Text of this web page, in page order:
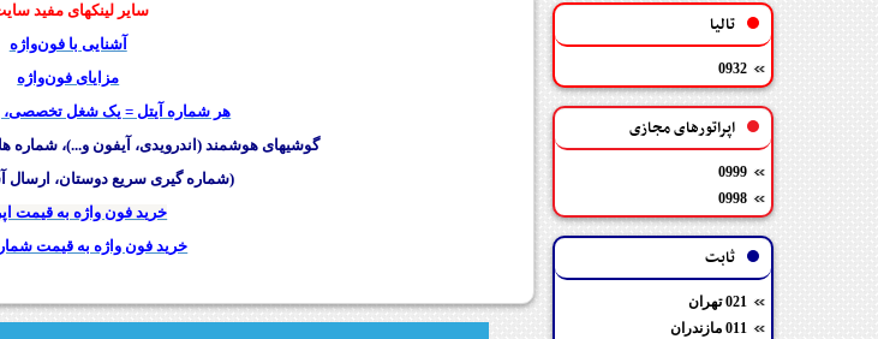
سایر لينکهای مفید
آشنایی با فون‌واژه
مزایای فون‌واژه
هر شماره آیتل = یک شغل تخصصی،
گوشیهای هوشمند (اندرویدی، آیفون و...)، شماره
(شماره گیری سریع دوستان، ارسال
خرید فون واژه به قیمت
خرید فون واژه به قیمت
تالیا
0932
اپراتورهای مجازی
0999
0998
ثابت
021 تهران
011 مازندران